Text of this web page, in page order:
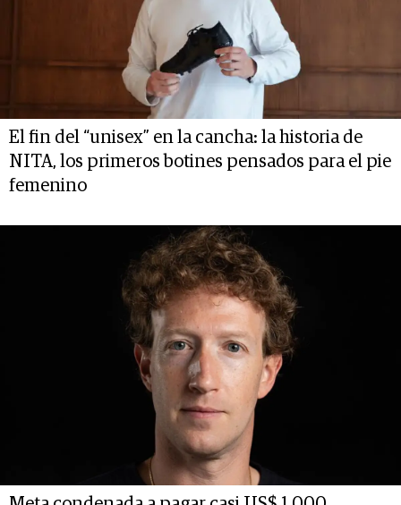
El fin del “unisex” en la cancha: la historia de
NITA, los primeros botines pensados para el pie
femenino